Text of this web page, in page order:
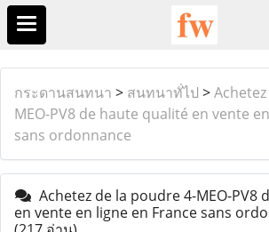
กระดานสนทนา > สนทนาทั่ไป >
MEO-PV8 de haute qualité en vente
sans ordonnance
Achetez de la poudre 4-MEO-PV8
en vente en ligne en France sans